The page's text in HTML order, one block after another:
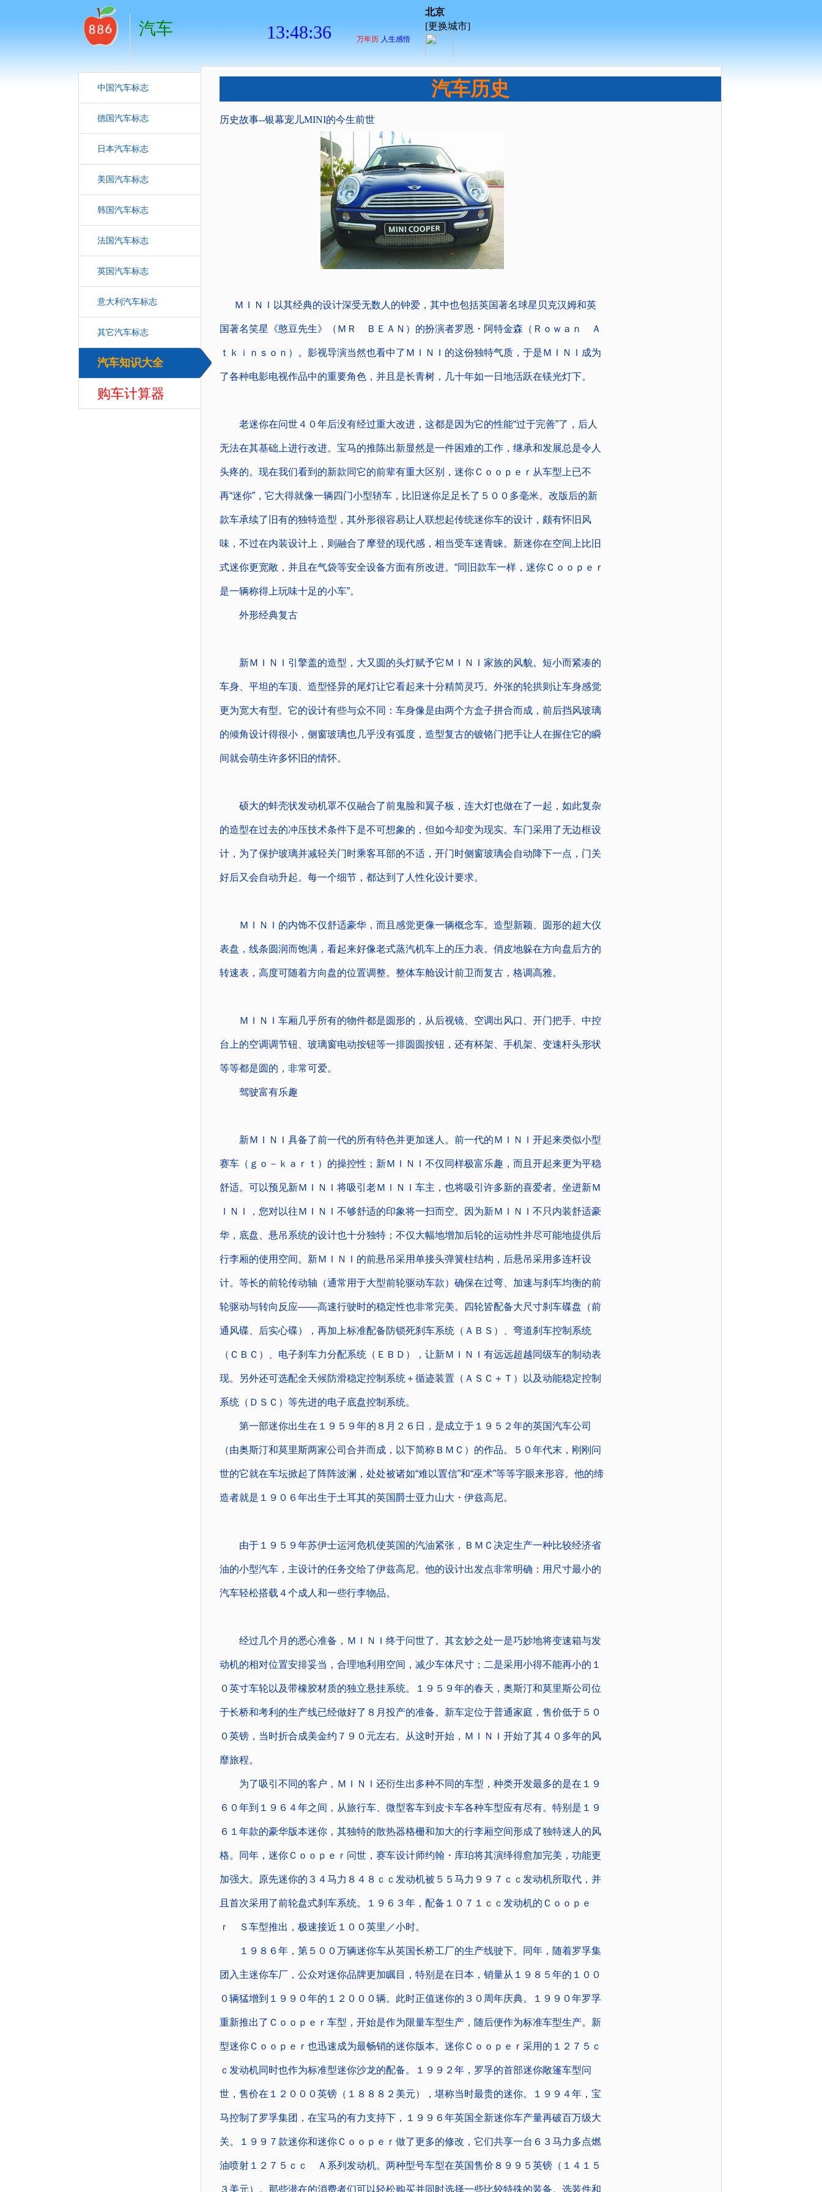
汽车
中国汽车标志
德国汽车标志
日本汽车标志
美国汽车标志
韩国汽车标志
法国汽车标志
英国汽车标志
意大利汽车标志
其它汽车标志
汽车知识大全
购车计算器
汽车历史
历史故事--银幕宠儿MINI的今生前世
ＭＩＮＩ以其经典的设计深受无数人的钟爱，其中也包括英国著名球星贝克汉姆和英
国著名笑星《憨豆先生》（ＭＲ ＢＥＡＮ）的扮演者罗恩・阿特金森（Ｒｏｗａｎ Ａ
ｔｋｉｎｓｏｎ）。影视导演当然也看中了ＭＩＮＩ的这份独特气质，于是ＭＩＮＩ成为
了各种电影电视作品中的重要角色，并且是长青树，几十年如一日地活跃在镁光灯下。
老迷你在问世４０年后没有经过重大改进，这都是因为它的性能“过于完善”了，后人
无法在其基础上进行改进。宝马的推陈出新显然是一件困难的工作，继承和发展总是令人
头疼的。现在我们看到的新款同它的前辈有重大区别，迷你Ｃｏｏｐｅｒ从车型上已不
再“迷你”，它大得就像一辆四门小型轿车，比旧迷你足足长了５００多毫米。改版后的新
款车承续了旧有的独特造型，其外形很容易让人联想起传统迷你车的设计，颇有怀旧风
味，不过在内装设计上，则融合了摩登的现代感，相当受车迷青睐。新迷你在空间上比旧
式迷你更宽敞，并且在气袋等安全设备方面有所改进。“同旧款车一样，迷你Ｃｏｏｐｅｒ
是一辆称得上玩味十足的小车”。
外形经典复古
新ＭＩＮＩ引擎盖的造型，大又圆的头灯赋予它ＭＩＮＩ家族的风貌。短小而紧凑的
车身、平坦的车顶、造型怪异的尾灯让它看起来十分精简灵巧。外张的轮拱则让车身感觉
更为宽大有型。它的设计有些与众不同：车身像是由两个方盒子拼合而成，前后挡风玻璃
的倾角设计得很小，侧窗玻璃也几乎没有弧度，造型复古的镀铬门把手让人在握住它的瞬
间就会萌生许多怀旧的情怀。
硕大的蚌壳状发动机罩不仅融合了前鬼脸和翼子板，连大灯也做在了一起，如此复杂
的造型在过去的冲压技术条件下是不可想象的，但如今却变为现实。车门采用了无边框设
计，为了保护玻璃并减轻关门时乘客耳部的不适，开门时侧窗玻璃会自动降下一点，门关
好后又会自动升起。每一个细节，都达到了人性化设计要求。
ＭＩＮＩ的内饰不仅舒适豪华，而且感觉更像一辆概念车。造型新颖、圆形的超大仪
表盘，线条圆润而饱满，看起来好像老式蒸汽机车上的压力表。俏皮地躲在方向盘后方的
转速表，高度可随着方向盘的位置调整。整体车舱设计前卫而复古，格调高雅。
ＭＩＮＩ车厢几乎所有的物件都是圆形的，从后视镜、空调出风口、开门把手、中控
台上的空调调节钮、玻璃窗电动按钮等一排圆圆按钮，还有杯架、手机架、变速杆头形状
等等都是圆的，非常可爱。
驾驶富有乐趣
新ＭＩＮＩ具备了前一代的所有特色并更加迷人。前一代的ＭＩＮＩ开起来类似小型
赛车（ｇｏ－ｋａｒｔ）的操控性；新ＭＩＮＩ不仅同样极富乐趣，而且开起来更为平稳
舒适。可以预见新ＭＩＮＩ将吸引老ＭＩＮＩ车主，也将吸引许多新的喜爱者。坐进新Ｍ
ＩＮＩ，您对以往ＭＩＮＩ不够舒适的印象将一扫而空。因为新ＭＩＮＩ不只内装舒适豪
华，底盘、悬吊系统的设计也十分独特；不仅大幅地增加后轮的运动性并尽可能地提供后
行李厢的使用空间。新ＭＩＮＩ的前悬吊采用单接头弹簧柱结构，后悬吊采用多连杆设
计。等长的前轮传动轴（通常用于大型前轮驱动车款）确保在过弯、加速与刹车均衡的前
轮驱动与转向反应――高速行驶时的稳定性也非常完美。四轮皆配备大尺寸刹车碟盘（前
通风碟、后实心碟），再加上标准配备防锁死刹车系统（ＡＢＳ）、弯道刹车控制系统
（ＣＢＣ）、电子刹车力分配系统（ＥＢＤ），让新ＭＩＮＩ有远远超越同级车的制动表
现。另外还可选配全天候防滑稳定控制系统＋循迹装置（ＡＳＣ＋Ｔ）以及动能稳定控制
系统（ＤＳＣ）等先进的电子底盘控制系统。
第一部迷你出生在１９５９年的８月２６日，是成立于１９５２年的英国汽车公司
（由奥斯汀和莫里斯两家公司合并而成，以下简称ＢＭＣ）的作品。５０年代末，刚刚问
世的它就在车坛掀起了阵阵波澜，处处被诸如“难以置信”和“巫术”等等字眼来形容。他的缔
造者就是１９０６年出生于土耳其的英国爵士亚力山大・伊兹高尼。
由于１９５９年苏伊士运河危机使英国的汽油紧张，ＢＭＣ决定生产一种比较经济省
油的小型汽车，主设计的任务交给了伊兹高尼。他的设计出发点非常明确：用尺寸最小的
汽车轻松搭载４个成人和一些行李物品。
经过几个月的悉心准备，ＭＩＮＩ终于问世了。其玄妙之处一是巧妙地将变速箱与发
动机的相对位置安排妥当，合理地利用空间，减少车体尺寸；二是采用小得不能再小的１
０英寸车轮以及带橡胶材质的独立悬挂系统。１９５９年的春天，奥斯汀和莫里斯公司位
于长桥和考利的生产线已经做好了８月投产的准备。新车定位于普通家庭，售价低于５０
０英镑，当时折合成美金约７９０元左右。从这时开始，ＭＩＮＩ开始了其４０多年的风
靡旅程。
为了吸引不同的客户，ＭＩＮＩ还衍生出多种不同的车型，种类开发最多的是在１９
６０年到１９６４年之间，从旅行车、微型客车到皮卡车各种车型应有尽有。特别是１９
６１年款的豪华版本迷你，其独特的散热器格栅和加大的行李厢空间形成了独特迷人的风
格。同年，迷你Ｃｏｏｐｅｒ问世，赛车设计师约翰・库珀将其演绎得愈加完美，功能更
加强大。原先迷你的３４马力８４８ｃｃ发动机被５５马力９９７ｃｃ发动机所取代，并
且首次采用了前轮盘式刹车系统。１９６３年，配备１０７１ｃｃ发动机的Ｃｏｏｐｅ
ｒ Ｓ车型推出，极速接近１００英里／小时。
１９８６年，第５００万辆迷你车从英国长桥工厂的生产线驶下。同年，随着罗孚集
团入主迷你车厂，公众对迷你品牌更加瞩目，特别是在日本，销量从１９８５年的１００
０辆猛增到１９９０年的１２０００辆。此时正值迷你的３０周年庆典。１９９０年罗孚
重新推出了Ｃｏｏｐｅｒ车型，开始是作为限量车型生产，随后便作为标准车型生产。新
型迷你Ｃｏｏｐｅｒ也迅速成为最畅销的迷你版本。迷你Ｃｏｏｐｅｒ采用的１２７５ｃ
ｃ发动机同时也作为标准型迷你沙龙的配备。１９９２年，罗孚的首部迷你敞篷车型问
世，售价在１２０００英镑（１８８８２美元），堪称当时最贵的迷你。１９９４年，宝
马控制了罗孚集团，在宝马的有力支持下，１９９６年英国全新迷你车产量再破百万级大
关。１９９７款迷你和迷你Ｃｏｏｐｅｒ做了更多的修改，它们共享一台６３马力多点燃
油喷射１２７５ｃｃ Ａ系列发动机。两种型号车型在英国售价８９９５英镑（１４１５
３美元）。那些潜在的消费者们可以轻松购买并同时选择一些比较特殊的装备。选装件和